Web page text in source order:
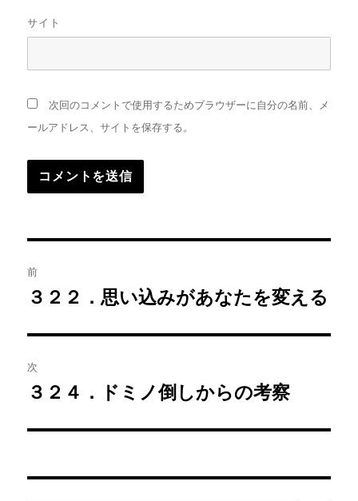
サイト
次回のコメントで使用するためブラウザーに自分の名前、メ
ールアドレス、サイトを保存する。
稿
ビ
ゲ
ー
前
前
投
稿:
３２２．思い込みがあなたを変える
次
次
投
３２４．ドミノ倒しからの考察